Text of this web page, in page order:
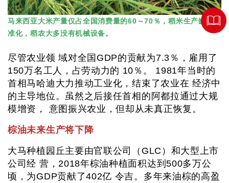
马来西亚大米产量仅占全国消费量的60～70％，稻米生产缺乏标
准化，稻农大多没有机械设备。
尽管农业领 域对全国GDP的贡献为7.3％，雇用了
150万名工人，占劳动力的 10％。 1981年当时的
首相马哈迪大力推动工业化，结束了农业在 经济中
的主导地位。虽然之后接任首相的阿都拉通过大规
模增资， 意图振兴农业，但却从未真正恢复。
棕油未来生产将下降
大马种植园丘主要由官联公司（GLC）和大型上市
公司经 营，2018年棕油种植面积达到500多万公
顷，为GDP贡献了402亿 令吉。多年来油棕的高盈